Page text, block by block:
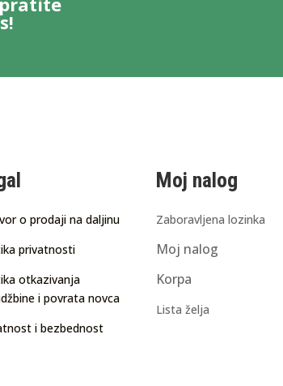
o prodaji na daljinu
privatnosti
otkazivanja
i povrata novca
i bezbednost
Moj nalog
Zaboravljena lozinka
Moj nalog
Korpa
Lista želja